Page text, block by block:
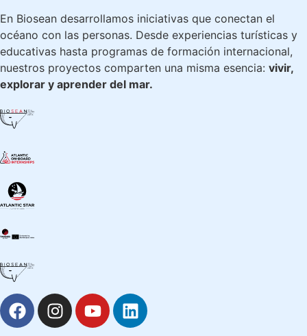
En Biosean desarrollamos iniciativas que conectan el
océano con las personas. Desde experiencias turísticas y
educativas hasta programas de formación internacional,
nuestros proyectos comparten una misma esencia: vivir,
explorar y aprender del mar.